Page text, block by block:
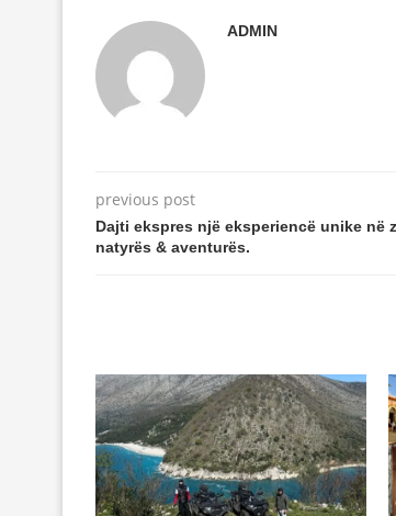
ADMIN
previous post
Dajti ekspres një eksperiencë unike në
natyrës & aventurës.